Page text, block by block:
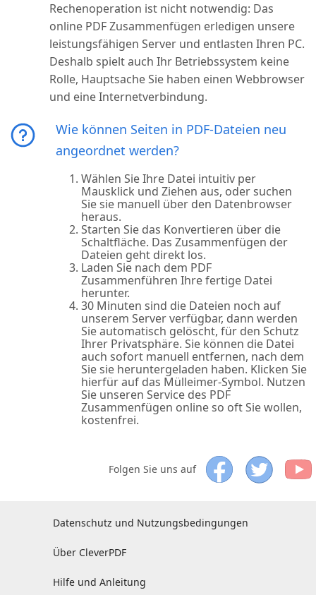
Rechenoperation ist nicht notwendig: Das
online PDF Zusammenfügen erledigen unsere
leistungsfähigen Server und entlasten Ihren PC.
Deshalb spielt auch Ihr Betriebssystem keine
Rolle, Hauptsache Sie haben einen Webbrowser
und eine Internetverbindung.
Wie können Seiten in PDF-Dateien neu
angeordnet werden?
Wählen Sie Ihre Datei intuitiv per
Mausklick und Ziehen aus, oder suchen
Sie sie manuell über den Datenbrowser
heraus.
Starten Sie das Konvertieren über die
Schaltfläche. Das Zusammenfügen der
Dateien geht direkt los.
Laden Sie nach dem PDF
Zusammenführen Ihre fertige Datei
herunter.
30 Minuten sind die Dateien noch auf
unserem Server verfügbar, dann werden
Sie automatisch gelöscht, für den Schutz
Ihrer Privatsphäre. Sie können die Datei
auch sofort manuell entfernen, nach dem
Sie sie heruntergeladen haben. Klicken Sie
hierfür auf das Mülleimer-Symbol. Nutzen
Sie unseren Service des PDF
Zusammenfügen online so oft Sie wollen,
kostenfrei.
Folgen Sie uns auf
Datenschutz und Nutzungsbedingungen
Über CleverPDF
Hilfe und Anleitung